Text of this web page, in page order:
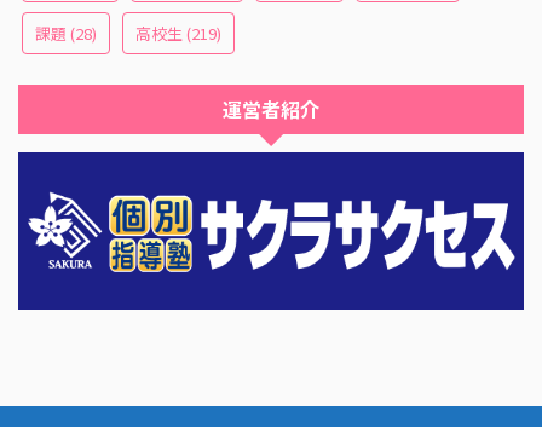
課題 (28) 高校生(219)
運営者紹介